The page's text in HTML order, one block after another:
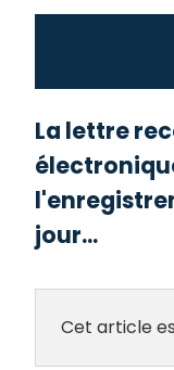
La lettre
jour...
Cet article